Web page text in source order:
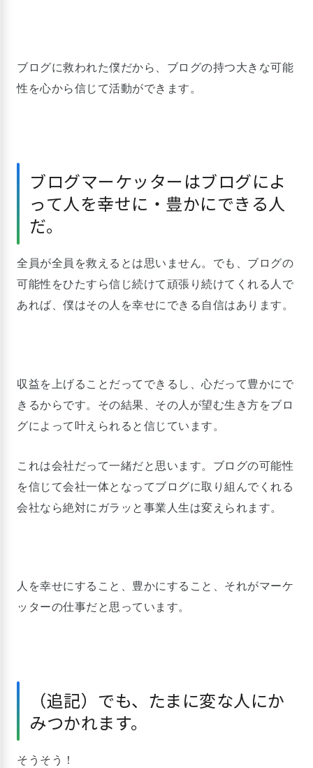
ブログに救われた僕だから、ブログの持つ大きな可能
性を心から信じて活動ができます。
ブログマーケッターはブログによ
って人を幸せに・豊かにできる人
だ。
全員が全員を救えるとは思いません。でも、ブログの
可能性をひたすら信じ続けて頑張り続けてくれる人で
あれば、僕はその人を幸せにできる自信はあります。
収益を上げることだってできるし、心だって豊かにで
きるからです。その結果、その人が望む生き方をブロ
グによって叶えられると信じています。
これは会社だって一緒だと思います。ブログの可能性
を信じて会社一体となってブログに取り組んでくれる
会社なら絶対にガラッと事業人生は変えられます。
人を幸せにすること、豊かにすること、それがマーケ
ッターの仕事だと思っています。
（追記）でも、たまに変な人にか
みつかれます。
そうそう！